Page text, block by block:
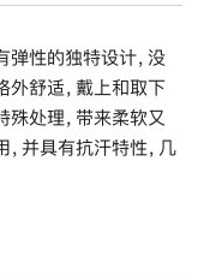
弹性的独特设计，没
外舒适，戴上和取下
殊处理，带来柔软又
并具有抗汗特性，几